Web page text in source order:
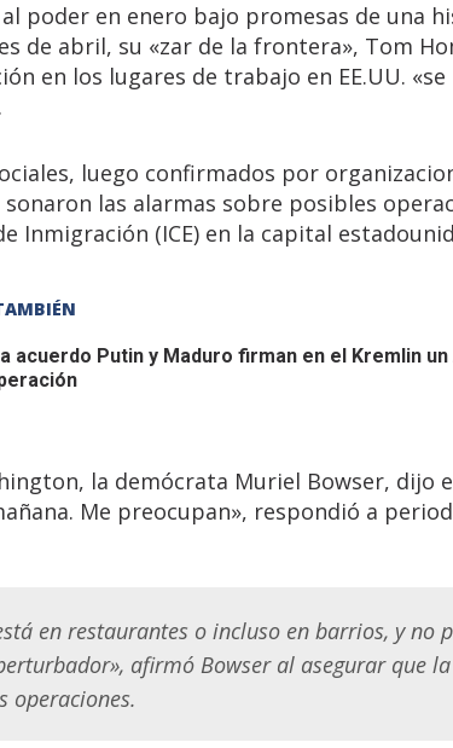
poder en enero bajo promesas de una
de abril, su «zar de la frontera», Tom
en los lugares de trabajo en EE.UU.
luego confirmados por
las alarmas sobre posibles
Inmigración (ICE) en la capital
acuerdo Putin y Maduro firman en el Kremlin
la demócrata Muriel Bowser, dijo
Me preocupan», respondió a
en restaurantes o incluso en barrios, y no
afirmó Bowser al asegurar que
operaciones.